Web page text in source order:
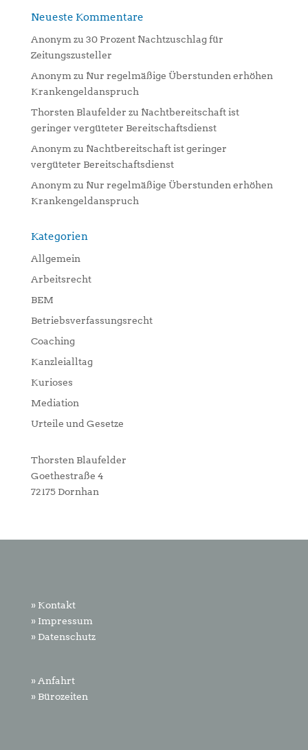
Neueste Kommentare
Anonym zu 30 Prozent Nachtzuschlag für
Zeitungszusteller
Anonym zu Nur regelmäßige Überstunden erhöhen
Krankengeldanspruch
Thorsten Blaufelder zu Nachtbereitschaft ist
geringer vergüteter Bereitschaftsdienst
Anonym zu Nachtbereitschaft ist geringer
vergüteter Bereitschaftsdienst
Anonym zu Nur regelmäßige Überstunden erhöhen
Krankengeldanspruch
Kategorien
Allgemein
Arbeitsrecht
BEM
Betriebsverfassungsrecht
Coaching
Kanzleialltag
Kurioses
Mediation
Urteile und Gesetze
Thorsten Blaufelder
Goethestraße 4
72175 Dornhan
» Kontakt
» Impressum
» Datenschutz
» Anfahrt
» Bürozeiten